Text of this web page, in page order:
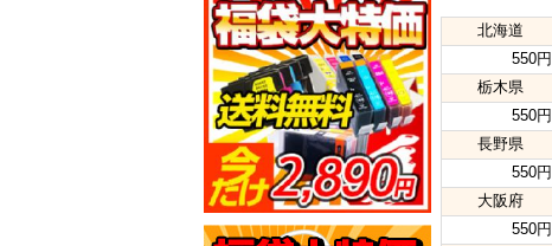
北海道
550円
栃木県
550円
長野県
550円
大阪府
550円